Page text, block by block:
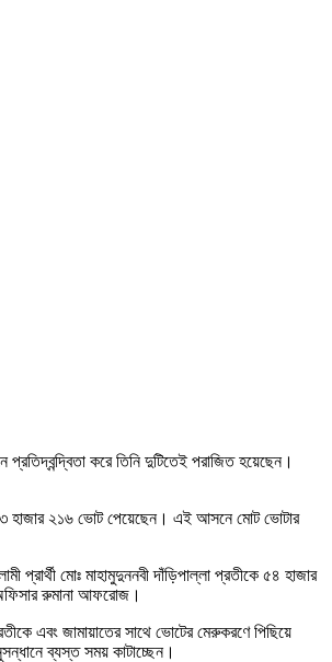
করে তিনি দুটিতেই পরাজিত হয়েছেন।
৯৩ হাজার ২১৬ ভোট পেয়েছেন। এই আসনে মোট ভোটার
মোঃ মাহামুদুননবী দাঁড়িপাল্লা প্রতীকে ৫৪ হাজার
রুমানা আফরোজ।
এবং জামায়াতের সাথে ভোটের মেরুকরণে পিছিয়ে
ব্যস্ত সময় কাটাচ্ছেন।